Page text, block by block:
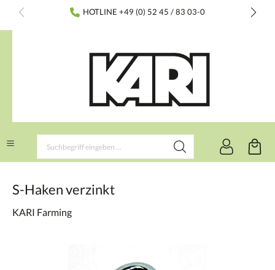
springen HOTLINE +49 (0) 52 45 / 83 03-0
S-Haken verzinkt
KARI Farming